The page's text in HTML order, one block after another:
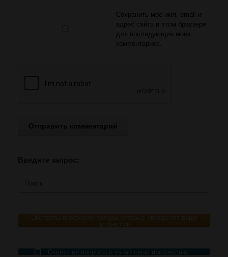
Сохранить моё имя, email и
адрес сайта в этом браузере
для последующих моих
комментариев.
Ответь на вопросы и узнай свою профессию